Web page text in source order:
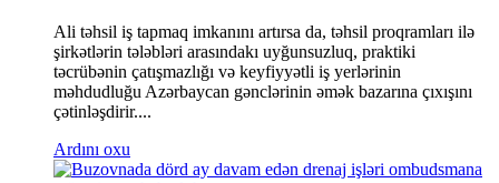
Ali təhsil iş tapmaq imkanını artırsa da, təhsil proqramları ilə
şirkətlərin tələbləri arasındakı uyğunsuzluq, praktiki
təcrübənin çatışmazlığı və keyfiyyətli iş yerlərinin
məhdudluğu Azərbaycan gənclərinin əmək bazarına çıxışını
çətinləşdirir....
Ardını oxu